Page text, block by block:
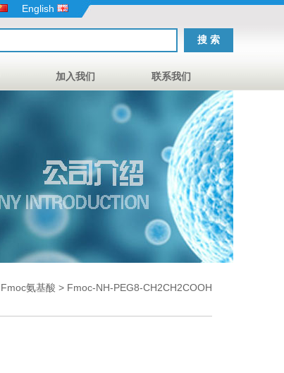
English
加入我们 联系我们
Fmoc氨基酸 > Fmoc-NH-PEG8-CH2CH2COOH